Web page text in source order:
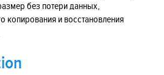
без потери данных,
копирования и восстановления